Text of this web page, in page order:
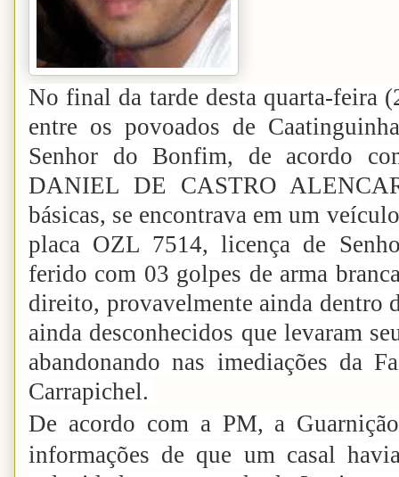
No final da tarde desta quarta-feira
entre os povoados de
Senhor do Bonfim, de acordo
DANIEL DE CASTRO
básicas, se encontrava em um
placa OZL 7514, licença de
ferido com 03 golpes de arma
direito, provavelmente ainda dentro
ainda desconhecidos que levaram
abandonando nas imediações da
Carrapichel.
De acordo com a PM, a
informações de que um casal